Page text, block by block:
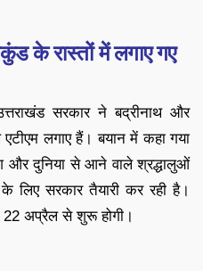
के रास्तों में लगाए गए
सरकार ने बद्रीनाथ और
लगाए हैं। बयान में कहा गया
और दुनिया से आने वाले श्रद्धालुओं
लिए सरकार तैयारी कर रही है।
22 अप्रैल से शुरू होगी।